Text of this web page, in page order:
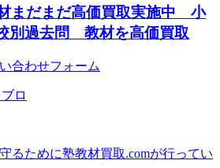
まだまだ高価買取実施中 小
別過去問 教材を高価買取